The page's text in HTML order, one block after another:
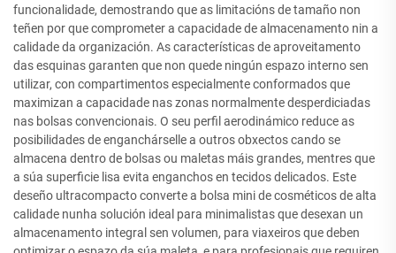
funcionalidade, demostrando que as limitacións de tamaño non
teñen por que comprometer a capacidade de almacenamento nin a
calidade da organización. As características de aproveitamento
das esquinas garanten que non quede ningún espazo interno sen
utilizar, con compartimentos especialmente conformados que
maximizan a capacidade nas zonas normalmente desperdiciadas
nas bolsas convencionais. O seu perfil aerodinámico reduce as
posibilidades de enganchárselle a outros obxectos cando se
almacena dentro de bolsas ou maletas máis grandes, mentres que
a súa superficie lisa evita enganchos en tecidos delicados. Este
deseño ultracompacto converte a bolsa mini de cosméticos de alta
calidade nunha solución ideal para minimalistas que desexan un
almacenamento integral sen volumen, para viaxeiros que deben